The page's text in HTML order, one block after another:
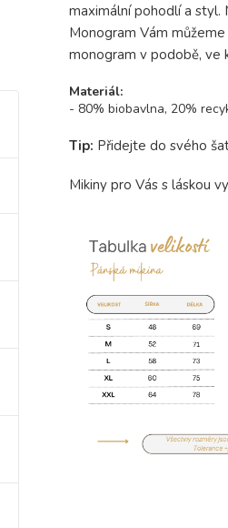
maximální pohodlí a styl.
Monogram Vám
monogram v podobě, ve
Materiál:
- 80% biobavlna, 20%
Tip: Přidejte do svého
Mikiny pro Vás s láskou